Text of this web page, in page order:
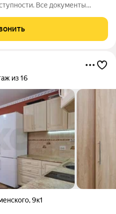
Все документы
из 16
,9к1